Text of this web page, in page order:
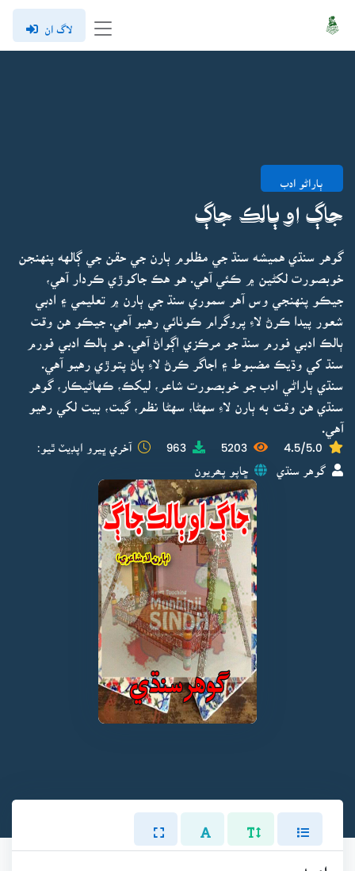
لاگ ان
ٻاراڻو ادب
جاڳ او ٻالڪ جاڳ
گوهر سنڌي هميشه سنڌ جي مظلوم ٻارن جي حقن جي ڳالهه پنهنجن
خوبصورت لکڻين ۾ ڪئي آهي. هو هڪ جاکوڙي ڪردار آهي،
جيڪو پنهنجي وس آهر سموري سنڌ جي ٻارن ۾ تعليمي ۽ ادبي
شعور پيدا ڪرڻ لاءِ پروگرام ڪوٺائي رهيو آهي. جيڪو هن وقت
ٻالڪ ادبي فورم سنڌ جو مرڪزي اڳواڻ آهي. هو ٻالڪ ادبي فورم
سنڌ کي وڌيڪ مضبوط ۽ اجاگر ڪرڻ لاءِ پاڻ پتوڙي رهيو آهي.
سنڌي ٻاراڻي ادب جو خوبصورت شاعر، ليکڪ، ڪهاڻيڪار، گوهر
سنڌي هن وقت به ٻارن لاءِ سهڻا، سهڻا نظم، گيت، بيت لکي رهيو
آهي.
4.5/5.0
5203
963 آخري ڀيرو اپڊيٽ ٿيو:
گوهر سنڌي ڇاپو پھريون